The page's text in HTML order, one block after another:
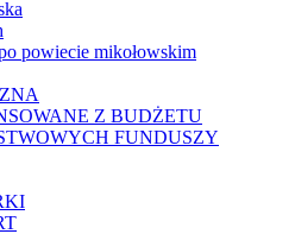
powiecie mikołowskim
Z BUDŻETU
FUNDUSZY